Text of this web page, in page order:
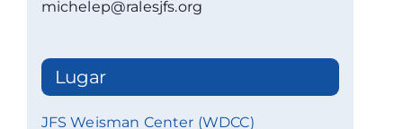
michelep@ralesjfs.org
Lugar
JFS Weisman Center (WDCC)